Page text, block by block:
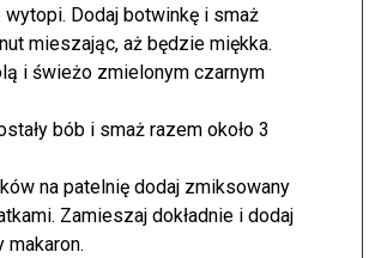
wytopi. Dodaj botwinkę i smaż
mieszając, aż będzie miękka.
i świeżo zmielonym czarnym
bób i smaż razem około 3
na patelnię dodaj zmiksowany
Zamieszaj dokładnie i dodaj
makaron.